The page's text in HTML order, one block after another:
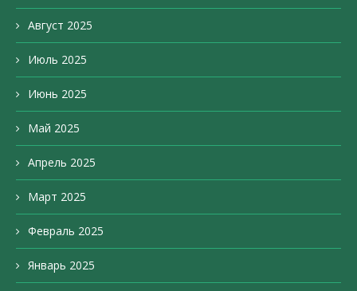
Август 2025
Июль 2025
Июнь 2025
Май 2025
Апрель 2025
Март 2025
Февраль 2025
Январь 2025